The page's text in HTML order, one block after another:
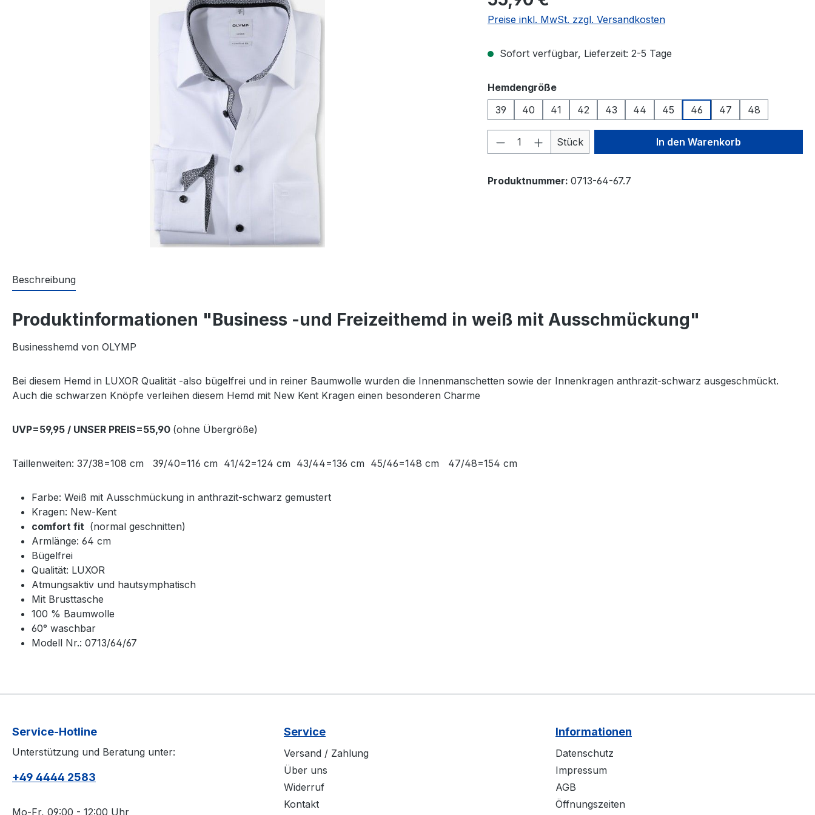
Preise inkl. MwSt. zzgl. Versandkosten
Sofort verfügbar, Lieferzeit: 2-5 Tage
Hemdengrößeauswählen
39
40 41 42 43 44 45 46 47 48
Produkt Anzahl: Gib den gewünschten Wert
Stück In den Warenkorb
Produktnummer: 0713-64-67.7
Beschreibung
Produktinformationen "Business -und Freizeithemd in weiß mit Ausschmückung"
Businesshemd von OLYMP
Bei diesem Hemd in LUXOR Qualität -also bügelfrei und in reiner Baumwolle wurden die Innenmanschetten sowie der Innenkragen anthrazit-schwarz ausgeschmückt.
Auch die schwarzen Knöpfe verleihen diesem Hemd mit New Kent Kragen einen besonderen Charme
UVP=59,95 / UNSER PREIS=55,90 (ohne Übergröße)
Taillenweiten: 37/38=108 cm 39/40=116 cm 41/42=124 cm 43/44=136 cm 45/46=148 cm 47/48=154 cm
Farbe: Weiß mit Ausschmückung in anthrazit-schwarz gemustert
Kragen: New-Kent
comfort fit (normal geschnitten)
Armlänge: 64 cm
Bügelfrei
Qualität: LUXOR
Atmungsaktiv und hautsymphatisch
Mit Brusttasche
100 % Baumwolle
60° waschbar
Modell Nr.: 0713/64/67
Service-Hotline
Unterstützung und Beratung unter:
+49 4444 2583
Mo-Fr, 09:00 - 12:00 Uhr
Service
Versand / Zahlung
Über uns
Widerruf
Kontakt
Informationen
Datenschutz
Impressum
AGB
Öffnungszeiten